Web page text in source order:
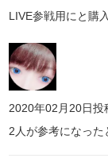
LIVE参戦用にと購
2020年02月20日投
2 人が参考になっ